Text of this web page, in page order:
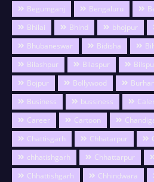
Begumganj
Bengaluru
Bhilai
Bhind bhojpur
Bhubaneswar
Bidisha
Bilashpur
Bilaspur
Bojpur
Bollywood
Business
bussiness
Career
Cartoon
Chattisgarh
Chhatarpur
chhatishgarh
Chhattarpur
Chhattishgarh
Chhindwara